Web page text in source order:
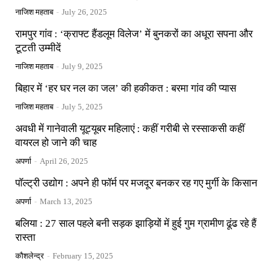
नाजिश महताब - July 26, 2025
रामपुर गांव : ‘क्राफ्ट हैंडलूम विलेज’ में बुनकरों का अधूरा सपना और
टूटती उम्मीदें
नाजिश महताब - July 9, 2025
बिहार में ‘हर घर नल का जल’ की हकीकत : बरमा गांव की प्यास
नाजिश महताब - July 5, 2025
अवधी में गानेवाली यूट्यूबर महिलाएं : कहीं गरीबी से रस्साकसी कहीं
वायरल हो जाने की चाह
अपर्णा - April 26, 2025
पॉल्ट्री उद्योग : अपने ही फॉर्म पर मजदूर बनकर रह गए मुर्गी के किसान
अपर्णा - March 13, 2025
बलिया : 27 साल पहले बनी सड़क झाड़ियों में हुई गुम ग्रामीण ढूंढ रहे हैं
रास्ता
कौशलेन्द्र - February 15, 2025